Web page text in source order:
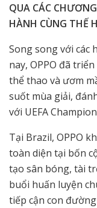
QUA CÁC
HÀNH CÙNG THẾ
Song song với các
nay, OPPO đã
thể thao và ươm
suốt mùa giải,
với UEFA
Tại Brazil, OPPO
toàn diện tại bốn
tạo sân bóng, tài
buổi huấn luyện
tiếp cận con